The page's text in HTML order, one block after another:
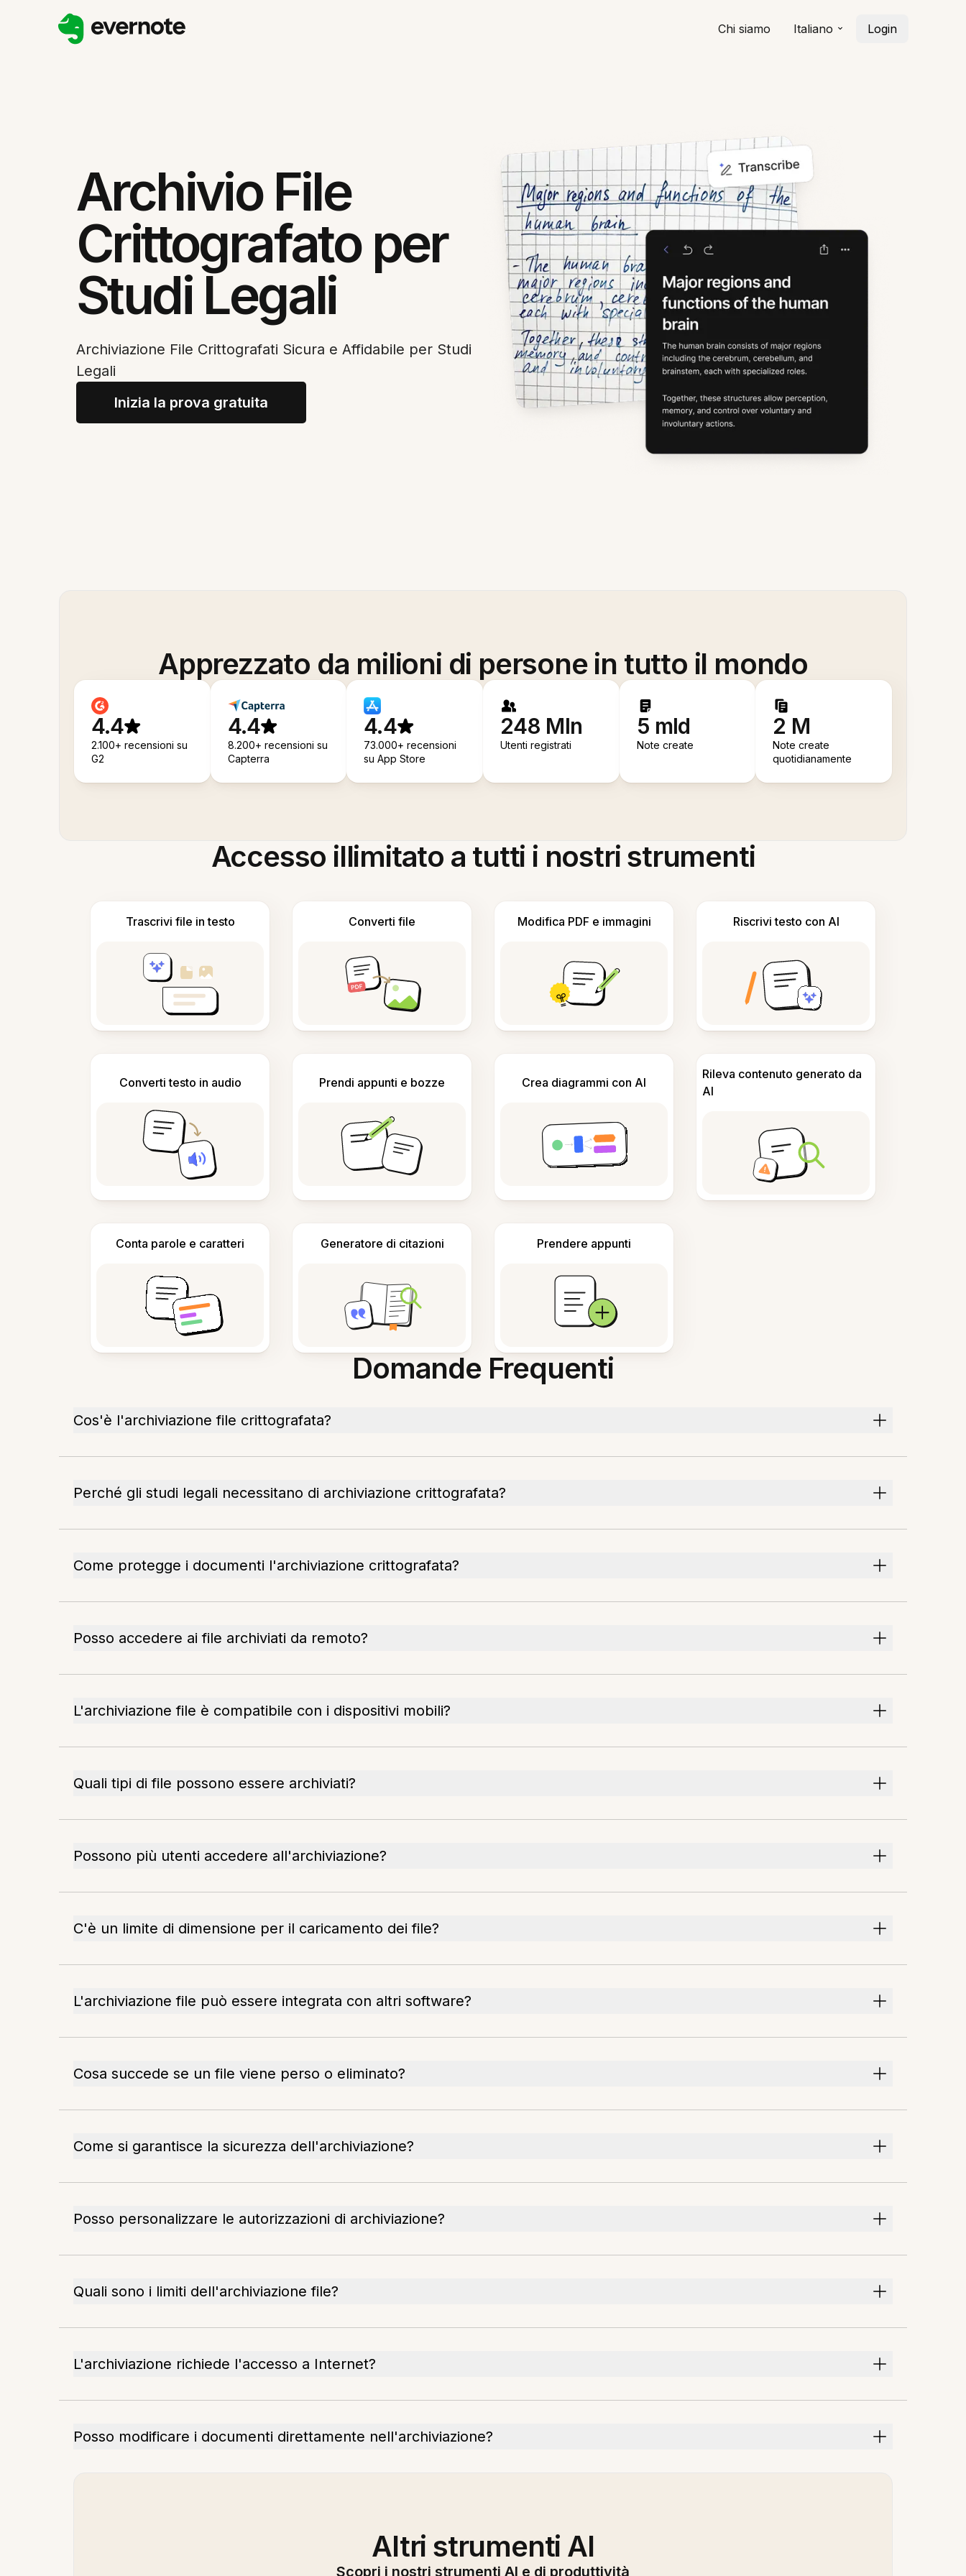
Chi siamo Italiano Login
Archivio File
Crittografato per
Studi Legali
Archiviazione File Crittografati Sicura e Affidabile per Studi
Legali
Inizia la prova gratuita
Apprezzato da milioni di persone in tutto il mondo
4.4
2.100+ recensioni su
G2
4.4
8.200+ recensioni su
Capterra
4.4
73.000+ recensioni
su App Store
248 Mln
Utenti registrati
5 mld
Note create
2 M
Note create
quotidianamente
Accesso illimitato a tutti i nostri strumenti
Trascrivi file in testo Converti file Modifica PDF e immagini Riscrivi testo con AI
Converti testo in audio Prendi appunti e bozze Crea diagrammi con AI
Rileva contenuto generato da
AI
Conta parole e caratteri Generatore di citazioni Prendere appunti
Domande Frequenti
Cos'è l'archiviazione file crittografata?
Perché gli studi legali necessitano di archiviazione crittografata?
Come protegge i documenti l'archiviazione crittografata?
Posso accedere ai file archiviati da remoto?
L'archiviazione file è compatibile con i dispositivi mobili?
Quali tipi di file possono essere archiviati?
Possono più utenti accedere all'archiviazione?
C'è un limite di dimensione per il caricamento dei file?
L'archiviazione file può essere integrata con altri software?
Cosa succede se un file viene perso o eliminato?
Come si garantisce la sicurezza dell'archiviazione?
Posso personalizzare le autorizzazioni di archiviazione?
Quali sono i limiti dell'archiviazione file?
L'archiviazione richiede l'accesso a Internet?
Posso modificare i documenti direttamente nell'archiviazione?
Altri strumenti AI
Scopri i nostri strumenti AI e di produttività